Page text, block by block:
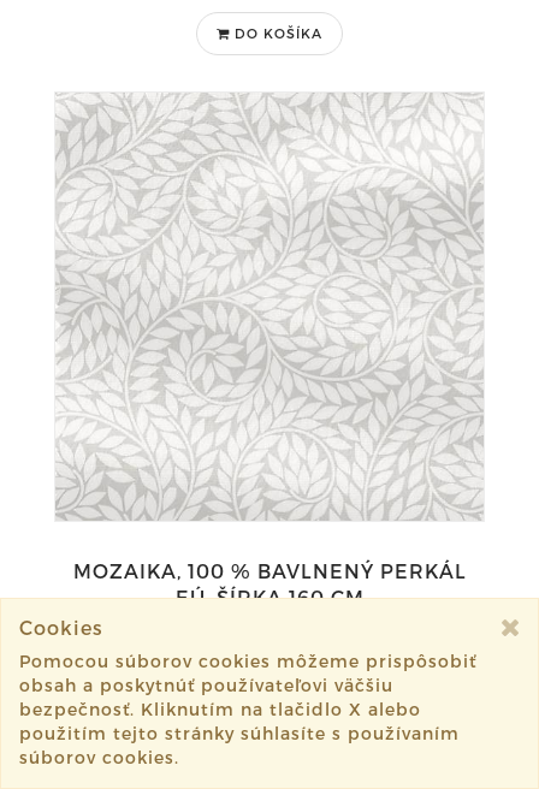
DO KOŠÍKA
MOZAIKA, 100 % BAVLNENÝ PERKÁL
EÚ, ŠÍRKA 160 CM
DO KOŠÍKA
Cookies
Pomocou súborov cookies môžeme prispôsobiť
obsah a poskytnúť používateľovi väčšiu
bezpečnosť. Kliknutím na tlačidlo X alebo
použitím tejto stránky súhlasíte s používaním
súborov cookies.